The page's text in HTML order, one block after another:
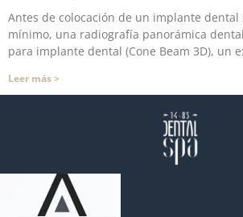
Antes de colocación de un implante dental
mínimo, una radiografía panorámica
para implante dental (Cone Beam 3D), un
Leer más >